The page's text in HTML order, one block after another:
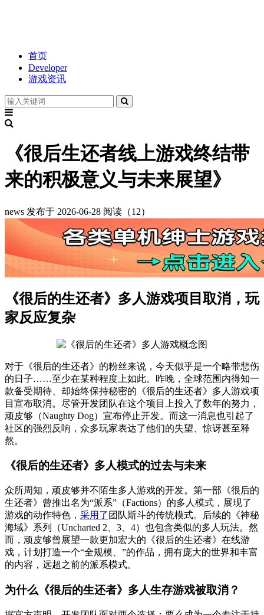
首页
Developer
游戏资讯
《很后生还者线上游戏终结带
来的积极意义与未来展望》
news 发布于 2026-06-28 阅读（12）
《很后的生还者》多人游戏项目取消，玩
家反应复杂
对于《很后的生还者》的粉丝来说，今天似乎是一个略带悲伤
的日子……至少在某种程度上如此。昨晚，全球范围内得知一
款备受期待、却始终保持秘密的《很后的生还者》多人游戏项
目宣布取消。尽管开发团队在这个项目上投入了数年的努力，
顽皮够（Naughty Dog）宣布停止开发。而这一消息也引起了
社区的强烈反响，众多玩家表达了他们的失望、惊讶甚至释
然。
《很后的生还者》多人模式的过去与未来
众所周知，顽皮够并不陌生多人游戏的开发。第一部《很后的
生还者》曾推出名为“派系”（Factions）的多人模式，展现了
游戏的动作特色， 采用了 团队斯斗的传统模式。后续的《神秘
海域》系列（Uncharted 2、3、4）也包含类似的多人玩法。然
而，顽皮够曾展望一款更加宏大的《很后的生还者》在线游
戏，计划打造一个“全规模、”的作品，拥有庞大的世界和丰富
的内容，远超之前的派系模式。
为什么《很后的生还者》多人生存游戏被取消？